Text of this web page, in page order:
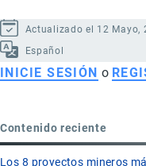
Actualizado el 12 Mayo,
Español
INICIE SESIÓN o
Contenido reciente
Los 8 proyectos mineros